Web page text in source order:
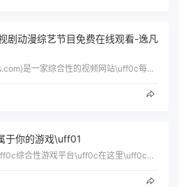
剧动漫综艺节目免费在线观看-逸凡
逸凡影视(www.640ys.com)是一家综合性的视频网站\uff0c每天准时更新最新电影电视剧动漫综艺节目\uff0c让大家可以…
于你的游戏\uff01
悟饭游戏厅官方网站\uff0c综合性游戏平台\uff0c在这里\uff0c找到童年快乐\uff0c休闲娱乐你的枯燥生活\uff0c这…